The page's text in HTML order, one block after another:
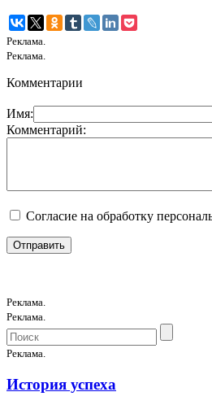
Реклама.
Реклама.
Комментарии
Имя:
Комментарий:
Согласие на обработку
Реклама.
Реклама.
Реклама.
История успеха